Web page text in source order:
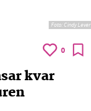
Foto: Cindy Lever
0
kvar